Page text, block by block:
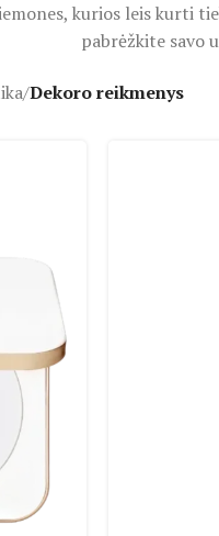
kurios leis kurti
pabrėžkite savo
/Dekoro reikmenys